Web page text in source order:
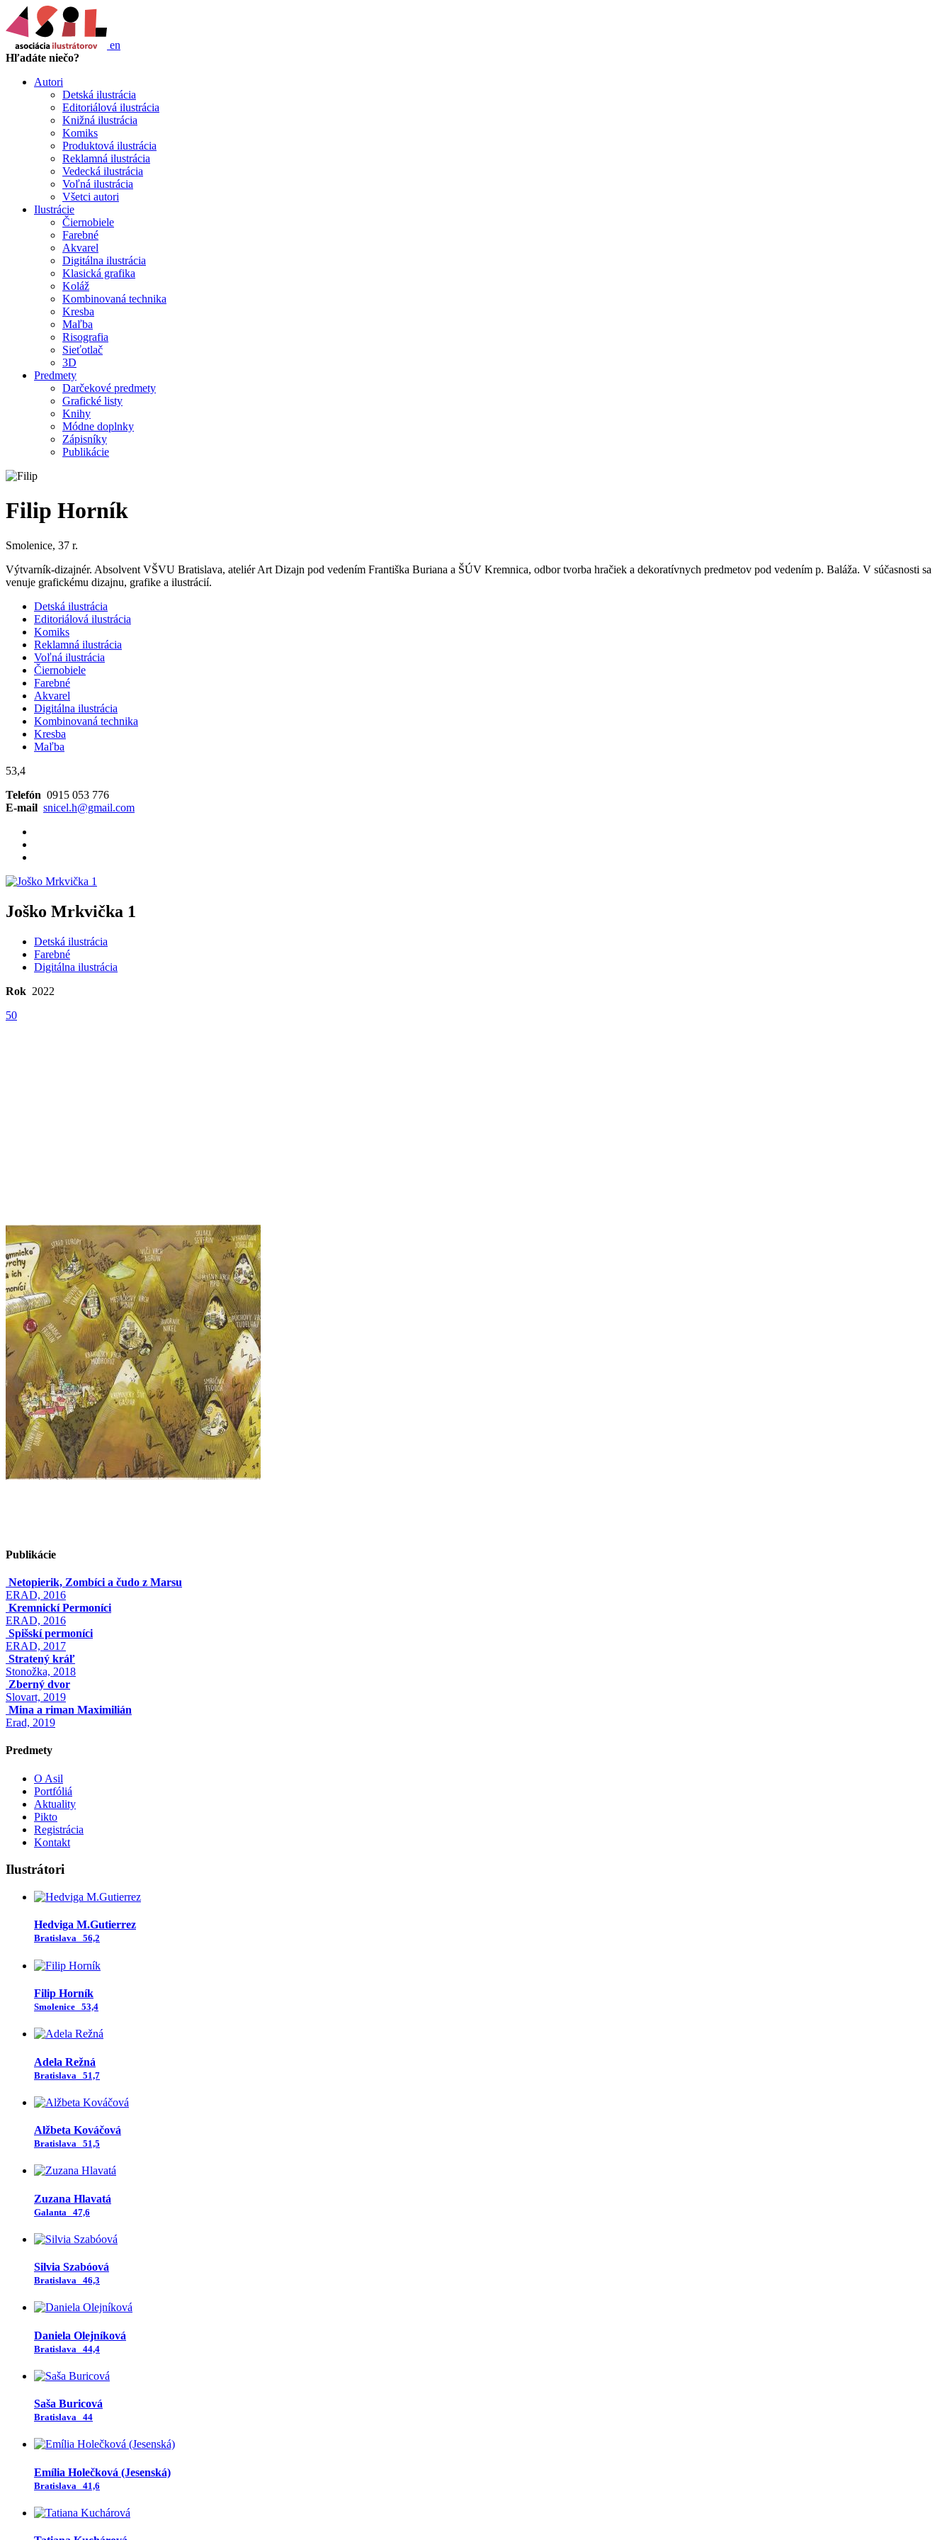
en
Hľadáte niečo?
Autori
Detská ilustrácia
Editoriálová ilustrácia
Knižná ilustrácia
Komiks
Produktová ilustrácia
Reklamná ilustrácia
Vedecká ilustrácia
Voľná ilustrácia
Všetci autori
Ilustrácie
Čiernobiele
Farebné
Akvarel
Digitálna ilustrácia
Klasická grafika
Koláž
Kombinovaná technika
Kresba
Maľba
Risografia
Sieťotlač
3D
Predmety
Darčekové predmety
Grafické listy
Knihy
Módne doplnky
Zápisníky
Publikácie
Filip Horník
Smolenice, 37 r.
Výtvarník-dizajnér. Absolvent VŠVU Bratislava, ateliér Art Dizajn pod vedením Františka Buriana a ŠÚV Kremnica, odbor tvorba hračiek a dekoratívnych predmetov pod vedením p. Baláža. V súčasnosti sa
venuje grafickému dizajnu, grafike a ilustrácií.
Detská ilustrácia
Editoriálová ilustrácia
Komiks
Reklamná ilustrácia
Voľná ilustrácia
Čiernobiele
Farebné
Akvarel
Digitálna ilustrácia
Kombinovaná technika
Kresba
Maľba
53,4
Telefón 0915 053 776
E-mail snicel.h@gmail.com
Joško Mrkvička 1
Detská ilustrácia
Farebné
Digitálna ilustrácia
Rok 2022
50
Publikácie
Netopierik, Zombíci a čudo z Marsu
ERAD, 2016
Kremnickí Permoníci
ERAD, 2016
Spišskí permoníci
ERAD, 2017
Stratený kráľ
Stonožka, 2018
Zberný dvor
Slovart, 2019
Mina a riman Maximilián
Erad, 2019
Predmety
O Asil
Portfóliá
Aktuality
Pikto
Registrácia
Kontakt
Ilustrátori
Hedviga M.Gutierrez
Bratislava 56,2
Filip Horník
Smolenice 53,4
Adela Režná
Bratislava 51,7
Alžbeta Kováčová
Bratislava 51,5
Zuzana Hlavatá
Galanta 47,6
Silvia Szabóová
Bratislava 46,3
Daniela Olejníková
Bratislava 44,4
Saša Buricová
Bratislava 44
Emília Holečková (Jesenská)
Bratislava 41,6